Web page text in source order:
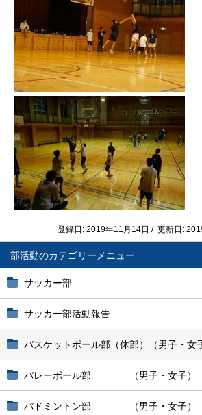
部活動
サッカー部
サッカー部活動報告
バスケットボール部（休部）（男子・女
バレーボール部 （男子・女子）
バドミントン部 （男子・女子）
登録日: 2019年11月14日 / 更新日: